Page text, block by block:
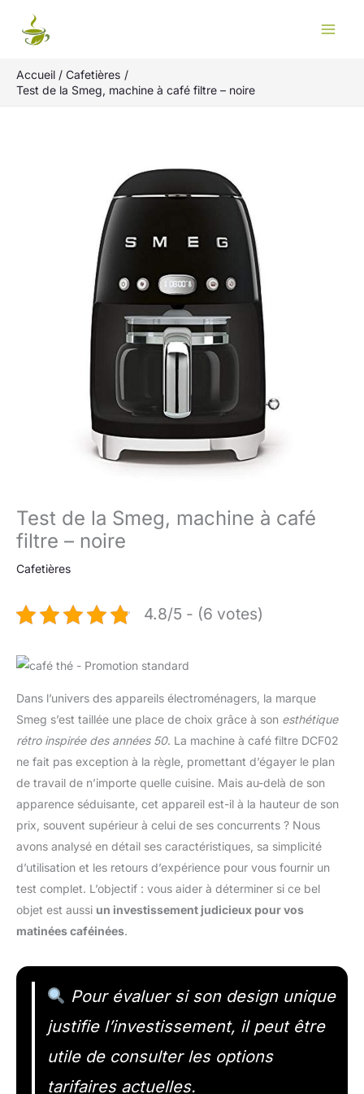
Accueil
Cafetières
Test de la Smeg, machine à café filtre – noire
Test de la Smeg, machine à café
filtre – noire
Cafetières
4.8/5 - (6 votes)
Dans l’univers des appareils électroménagers, la marque
Smeg s’est taillée une place de choix grâce à son esthétique
rétro inspirée des années 50. La machine à café filtre DCF02
ne fait pas exception à la règle, promettant d’égayer le plan
de travail de n’importe quelle cuisine. Mais au-delà de son
apparence séduisante, cet appareil est-il à la hauteur de son
prix, souvent supérieur à celui de ses concurrents ? Nous
avons analysé en détail ses caractéristiques, sa simplicité
d’utilisation et les retours d’expérience pour vous fournir un
test complet. L’objectif : vous aider à déterminer si ce bel
objet est aussi un investissement judicieux pour vos
matinées caféinées.
Pour évaluer si son design unique
justifie l’investissement, il peut être
utile de consulter les options
tarifaires actuelles.